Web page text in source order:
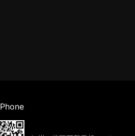
Phone